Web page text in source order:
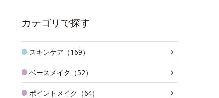
カテゴリで探す
スキンケア（169）
ベースメイク（52）
ポイントメイク（64）